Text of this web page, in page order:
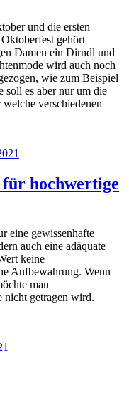
und die ersten
gehört
Damen ein Dirndl und
wird auch noch
wie zum Beispiel
soll es aber nur um die
verschiedenen
hochwertige
eine gewissenhafte
auch eine adäquate
keine
Aufbewahrung. Wenn
man
nicht getragen wird.